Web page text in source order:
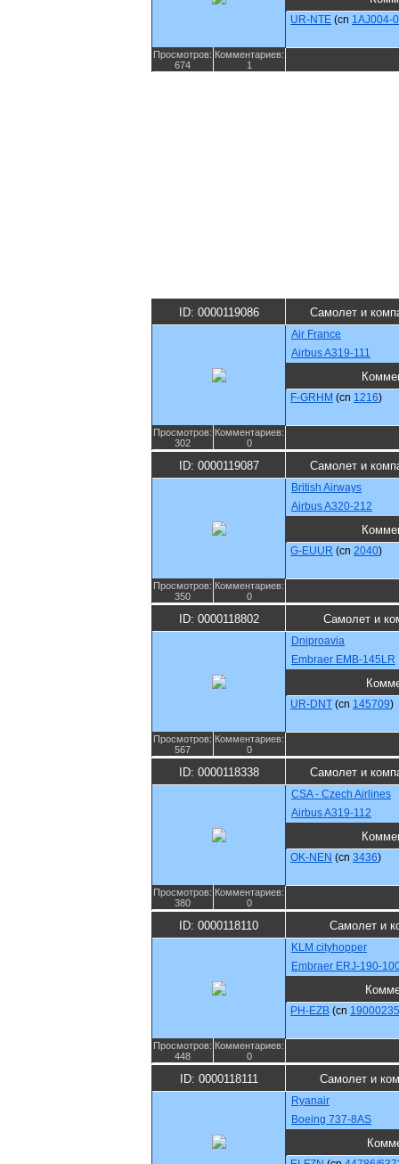
UR-NTE (cn 1AJ004-
Просмотров:
674
Комментариев:
1
ID: 0000119086 Самолет и
Air France
Airbus A319-111
F-GRHM (cn 1216)
Просмотров:
302
Комментариев:
0
ID: 0000119087 Самолет и
British Airways
Airbus A320-212
G-EUUR (cn 2040)
Просмотров:
350
Комментариев:
0
ID: 0000118802 Самолет и
Dniproavia
Embraer EMB-145LR
UR-DNT (cn 145709)
Просмотров:
567
Комментариев:
0
ID: 0000118338 Самолет и
CSA - Czech Airlines
Airbus A319-112
OK-NEN (cn 3436)
Просмотров:
380
Комментариев:
0
ID: 0000118110 Самолет и
KLM cityhopper
Embraer ERJ-190-
PH-EZB (cn 19000235
Просмотров:
448
Комментариев:
0
ID: 0000118111 Самолет и
Ryanair
Boeing 737-8AS